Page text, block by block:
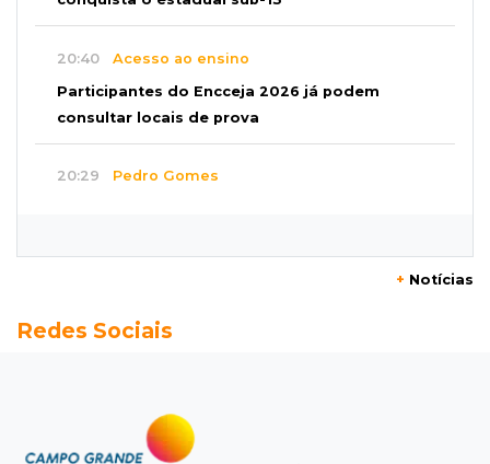
20:40 Acesso ao ensino
Participantes do Encceja 2026 já podem
consultar locais de prova
20:29 Pedro Gomes
Pantanal treina em Goiânia antes de jogo que
Campeonato Brasileiro
Remo busca empate com Atlético-MG e segue
+ Notícias
Redes Sociais